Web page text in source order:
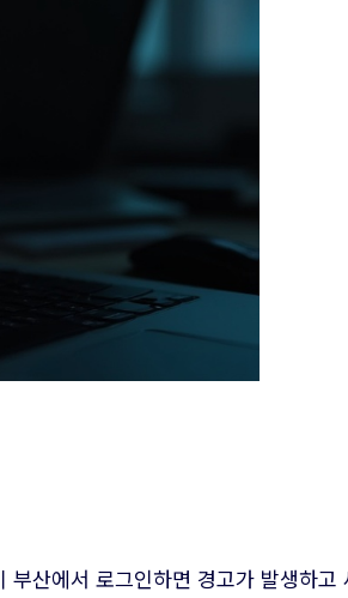
산에서 로그인하면 경고가 발생하고